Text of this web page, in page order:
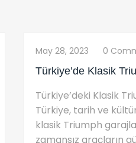
May 28, 2023
0
Türkiye’de Klasik
Türkiye’deki Klasik
Türkiye, tarih ve
klasik Triumph
zamansız araçların